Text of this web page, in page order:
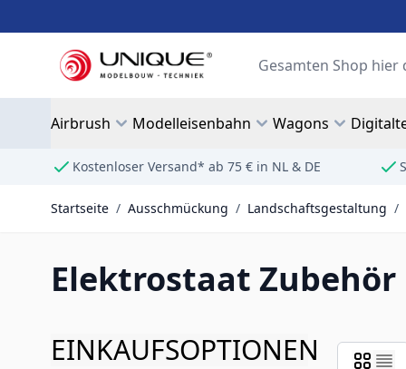
Suche
Airbrush Modelleisenbahn Wagons
Kostenloser Versand* ab 75 € in NL & DE
Startseite / Ausschmückung / Landschaftsgestaltung /
Elektrostaat Zubehör
EINKAUFSOPTIONEN